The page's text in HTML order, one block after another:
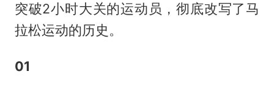
突破2小时大关的运动员，彻底改写了马
拉松运动的历史。
01